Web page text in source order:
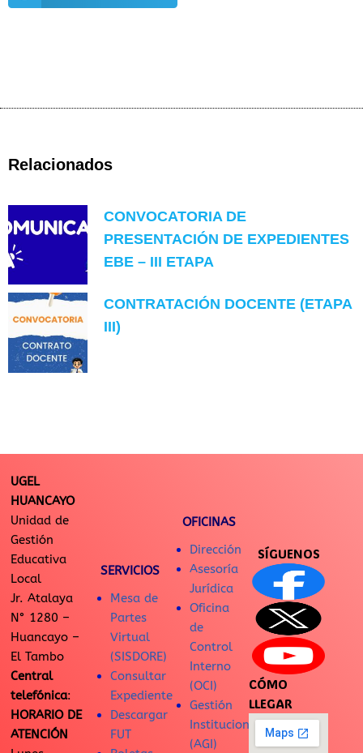
Relacionados
CONVOCATORIA DE
PRESENTACIÓN DE EXPEDIENTES
EBE – III ETAPA
CONTRATACIÓN DOCENTE (ETAPA
III)
UGEL
HUANCAYO
Unidad de
Gestión
Educativa
Local
Jr. Atalaya
N° 1280 –
Huancayo –
El Tambo
Central
telefónica:
HORARIO DE
ATENCIÓN
SERVICIOS
Mesa de
Partes
Virtual
(SISDORE)
Consultar
Expediente
Descargar
FUT
OFICINAS
Dirección
Asesoría
Jurídica
Oficina
de
Control
Interno
(OCI)
Gestión
Institucional
(AGI)
SÍGUENOS
CÓMO
LLEGAR